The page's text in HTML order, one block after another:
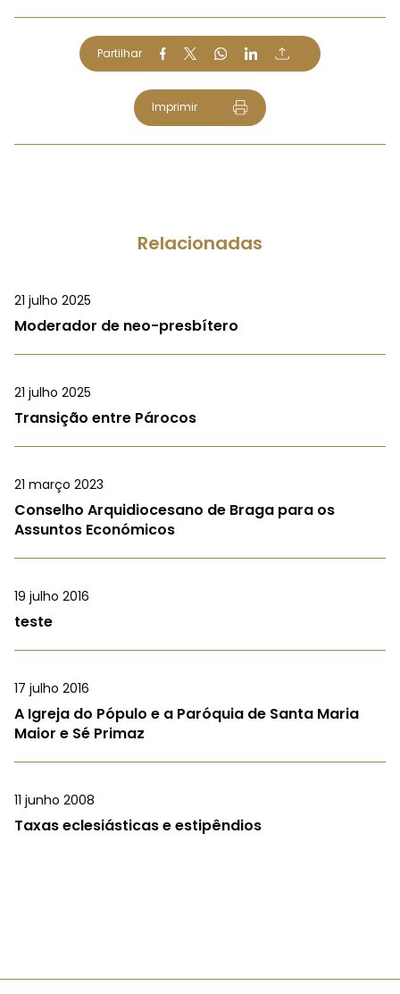
Partilhar
Imprimir
Relacionadas
21 julho 2025
Moderador de neo-presbítero
21 julho 2025
Transição entre Párocos
21 março 2023
Conselho Arquidiocesano de Braga para os
Assuntos Económicos
19 julho 2016
teste
17 julho 2016
A Igreja do Pópulo e a Paróquia de Santa Maria
Maior e Sé Primaz
11 junho 2008
Taxas eclesiásticas e estipêndios